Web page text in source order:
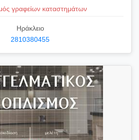
γραφείων καταστημάτων
Ηράκλειο
2810380455